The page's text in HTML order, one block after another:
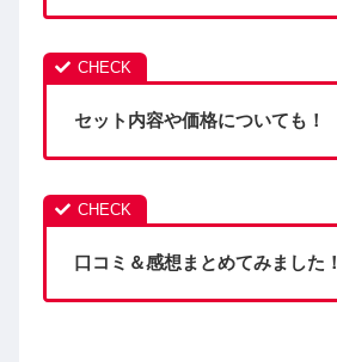
セット内容や価格についても！
口コミ＆感想まとめてみました！